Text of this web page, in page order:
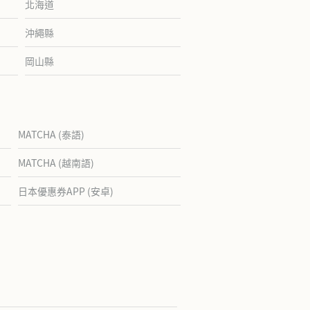
北海道
沖繩縣
岡山縣
MATCHA (泰語)
MATCHA (越南語)
日本優惠券APP (安卓)